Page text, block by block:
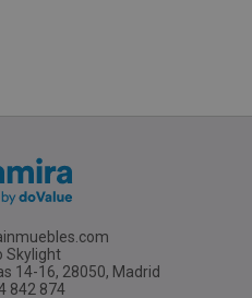
Skylight
14-16, 28050, Madrid
842 874